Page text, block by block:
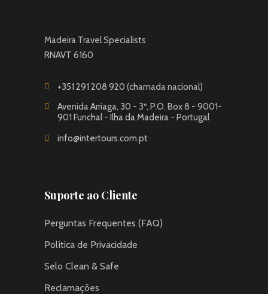
Madeira Travel Specialists
RNAVT 6160
+351 291 208 920 (chamada nacional)
Avenida Arriaga, 30 - 3º, P.O. Box 8 - 9001-
901 Funchal - Ilha da Madeira - Portugal
info@intertours.com.pt
Suporte ao Cliente
Perguntas Frequentes (FAQ)
Política de Privacidade
Selo Clean & Safe
Reclamações